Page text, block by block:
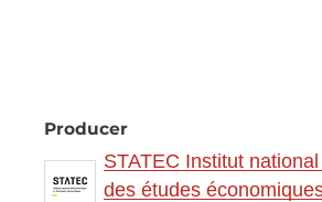
Producer
STATEC Institut
des études